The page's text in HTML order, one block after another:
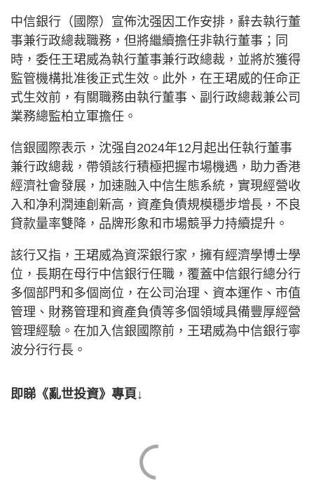
中信銀行（國際）宣佈沈强因工作安排，辭去執行董
事兼行政總裁職務，但將繼續擔任非執行董事；同
時，委任王珺威為執行董事兼行政總裁，並將於獲得
監管機構批准後正式生效。此外，在王珺威的任命正
式生效前，有關職務由執行董事、副行政總裁兼公司
業務總監柏立軍擔任。
信銀國際表示，沈强自2024年12月起出任執行董事
兼行政總裁，帶領該行積極把握市場機遇，助力香港
經濟社會發展，加速融入中信生態系統，實現經營收
入和净利潤連創新高，資產負債規模穩步增長，不良
貸款量率雙降，品牌形象和市場競爭力持續提升。
該行又指，王珺威為資深銀行家，擁有經濟學博士學
位，長期在母行中信銀行任職，覆蓋中信銀行總分行
多個部門和多個崗位，在公司治理、資本運作、市值
管理、財務管理和資產負債等多個領域具備豐厚經營
管理經驗。在加入信銀國際前，王珺威為中信銀行寧
波分行行長。
即睇《亂世投資》專頁↓